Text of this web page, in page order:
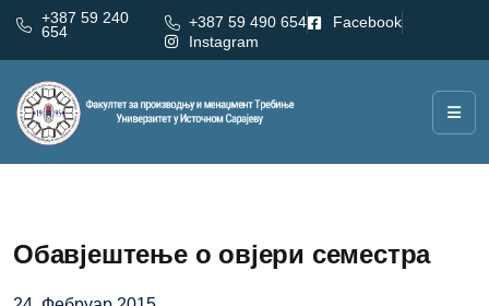
+387 59 240
654
+387 59 490 654
Facebook
Instagram
Обавјештење о овјери семестра